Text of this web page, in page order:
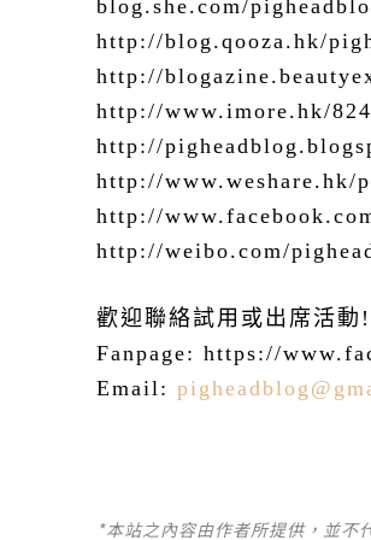
blog.she.com/
http://blog.qooza.hk/
http://
http://www.imore.hk/
http://
http://www.weshare.hk/
http://
http://weibo.com/
歡迎聯絡試用或出席活動 !
Fanpage: https://
Email:
*本站之內容由作者所提供，並不